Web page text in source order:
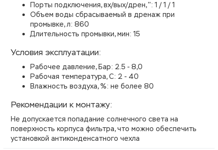
Порты подключения, вх/вых/дрен, '': 1 / 1 / 1
Объем воды сбрасываемый в дренаж при
промывке, л: 860
Длительность промывки, мин: 15
Условия эксплуатации:
Рабочее давление, Бар: 2.5 - 8,0
Рабочая температура, С: 2 - 40
Влажность воздуха, %: не более 80
Рекомендации к монтажу:
Не допускается попадание солнечного света на
поверхность корпуса фильтра, что можно обеспечить
установкой антиконденсатного чехла